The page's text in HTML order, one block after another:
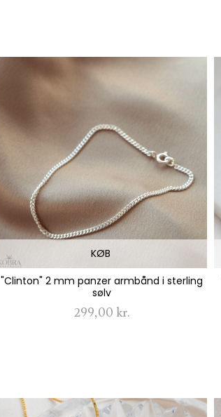
KØB
"Clinton" 2 mm panzer armbånd i sterling
sølv
299,00 kr.